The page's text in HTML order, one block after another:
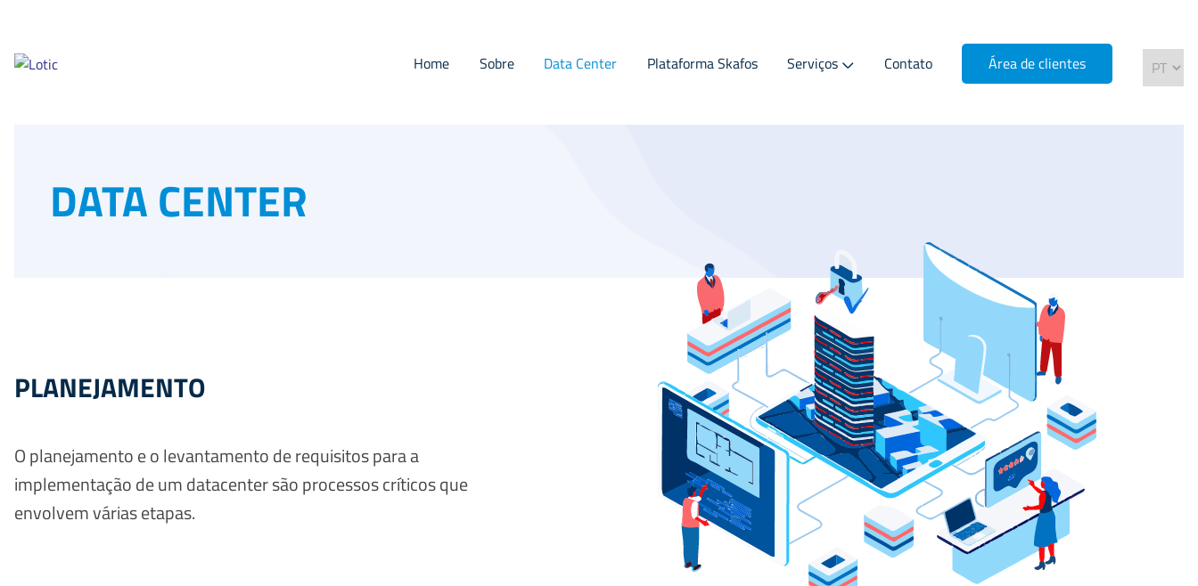
Home Sobre Data Center Plataforma Skafos Serviços Contato Área de clientes
DATA CENTER
PLANEJAMENTO
O planejamento e o levantamento de requisitos para a
implementação de um datacenter são processos críticos que
envolvem várias etapas.